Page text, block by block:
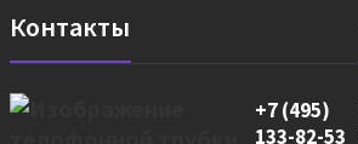
Контакты
+7 (495)
133-82-53